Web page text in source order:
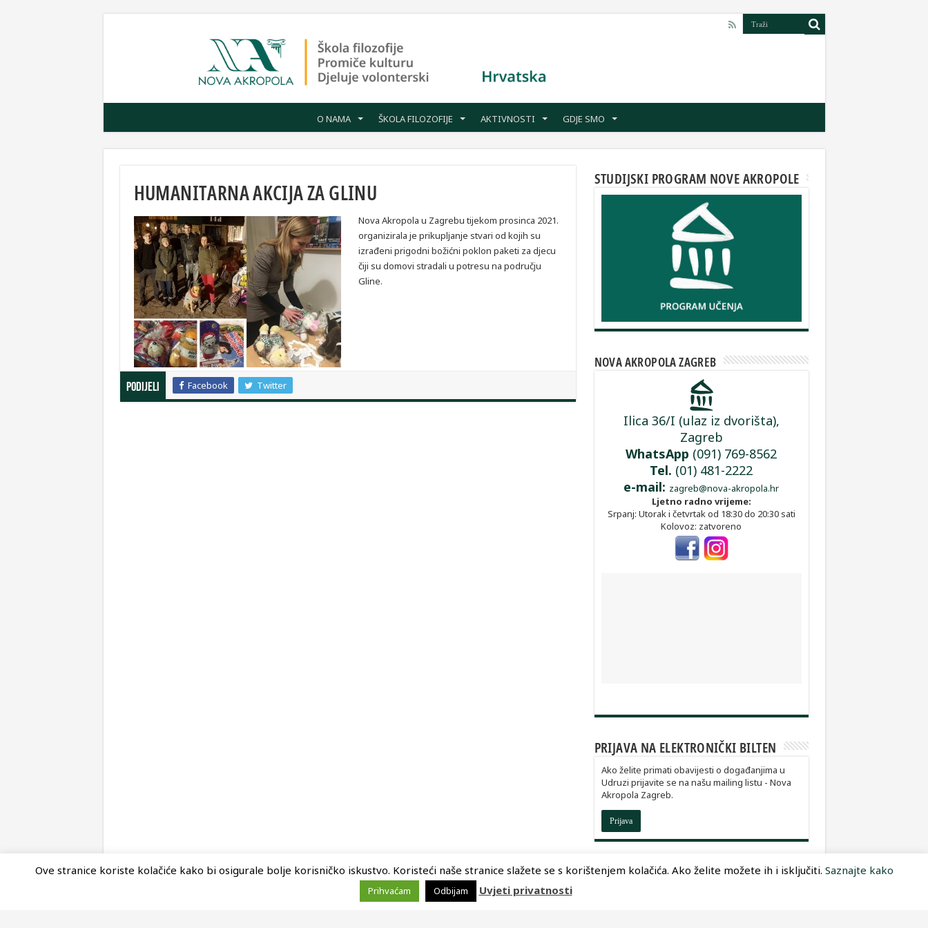
O NAMA ŠKOLA FILOZOFIJE AKTIVNOSTI GDJE SMO
HUMANITARNA AKCIJA ZA GLINU
Nova Akropola u Zagrebu tijekom prosinca 2021.
organizirala je prikupljanje stvari od kojih su
izrađeni prigodni božićni poklon paketi za djecu
čiji su domovi stradali u potresu na području
Gline.
Podijeli Facebook Twitter
STUDIJSKI PROGRAM NOVE AKROPOLE
NOVA AKROPOLA ZAGREB
Ilica 36/I (ulaz iz dvorišta),
Zagreb
WhatsApp (091) 769-8562
Tel. (01) 481-2222
e-mail: zagreb@nova-akropola.hr
Ljetno radno vrijeme:
Srpanj: Utorak i četvrtak od 18:30 do 20:30 sati
Kolovoz: zatvoreno
PRIJAVA NA ELEKTRONIČKI BILTEN
Ako želite primati obavijesti o događanjima u
Udruzi prijavite se na našu mailing listu - Nova
Akropola Zagreb.
Prijava
Ove stranice koriste kolačiće kako bi osigurale bolje korisničko iskustvo. Koristeći naše stranice slažete se s korištenjem kolačića. Ako želite možete ih i isključiti. Saznajte kako
Prihvaćam Odbijam Uvjeti privatnosti